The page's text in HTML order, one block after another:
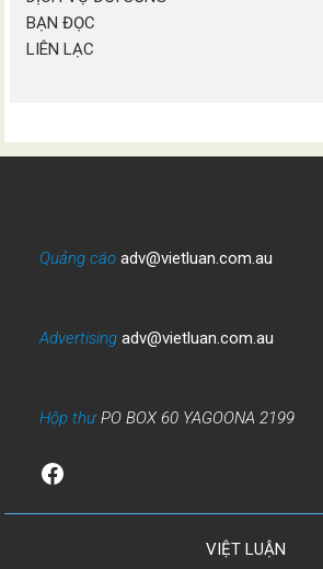
BẠN ĐỌC
LIÊN LẠC
Quảng cáo adv@vietluan.com.au
Advertising adv@vietluan.com.au
Hộp thưPO BOX 60 YAGOONA 2199
Facebook
VIỆT LUẬN